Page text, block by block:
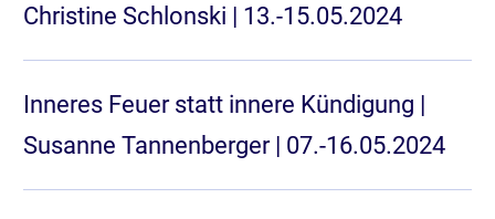
Christine Schlonski | 13.-15.05.2024
Inneres Feuer statt innere Kündigung |
Susanne Tannenberger | 07.-16.05.2024